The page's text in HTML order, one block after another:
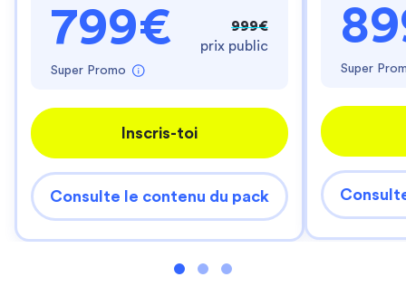
799€
Super Promo
999€
prix public
Inscris-toi
Consulte le contenu du pack
Super